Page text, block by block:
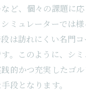
ど、個々の課題に
ミュレーターでは
は訪れにくい名門
。このように、シ
的かつ充実したゴ
段となります。